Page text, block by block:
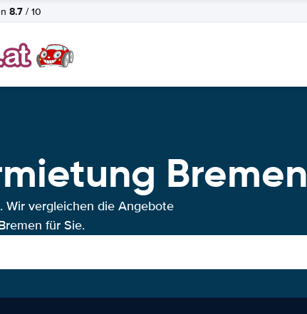
8.7 / 10
Bremen
Wir vergleichen die Angebote
für Sie.